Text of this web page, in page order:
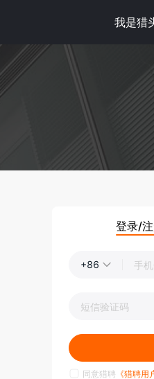
我是猎
登录/
+86
同意猎聘 《猎聘用